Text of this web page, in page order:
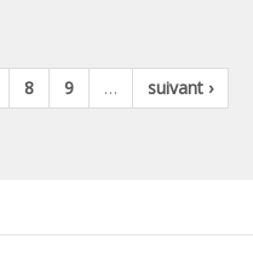
8 9 …
suivant ›